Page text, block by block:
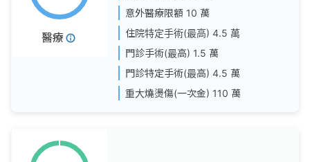
醫療
意外醫療限額 10 萬
住院特定手術(最高) 4.5 萬
門診手術(最高) 1.5 萬
門診特定手術(最高) 4.5 萬
重大燒燙傷(一次金) 110 萬